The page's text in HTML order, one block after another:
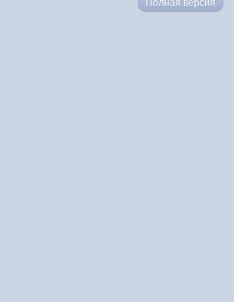
Полная версия